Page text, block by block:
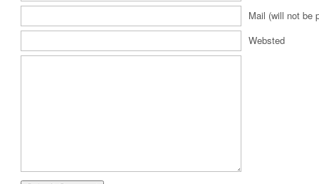
Mail (will not be
Websted